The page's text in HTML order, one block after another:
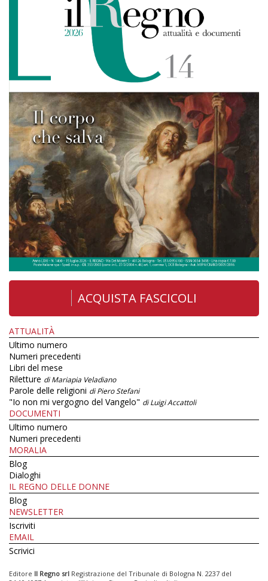
ACQUISTA FASCICOLI
ATTUALITÀ
Ultimo numero
Numeri precedenti
Libri del mese
Riletture di Mariapia Veladiano
Parole delle religioni di Piero Stefani
"Io non mi vergogno del Vangelo" di Luigi Accattoli
DOCUMENTI
Ultimo numero
Numeri precedenti
MORALIA
Blog
Dialoghi
IL REGNO DELLE DONNE
Blog
NEWSLETTER
Iscriviti
EMAIL
Scrivici
Editore Il Regno srl Registrazione del Tribunale di Bologna N. 2237 del